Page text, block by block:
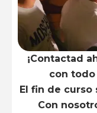
¡Contactad
con
El fin de curso
Con